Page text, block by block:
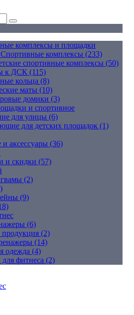
комплексы и площадки
комплексы (233)
спортивные комплексы (50)
к ДСК (115)
кольца (8)
маты (10)
домики (3)
и спортивное
для улицы (6)
для детских площадок (1)
аксессуары (36)
и скидки (57)
(2)
(9)
(6)
(2)
(14)
одежда (4)
фитнеса (2)